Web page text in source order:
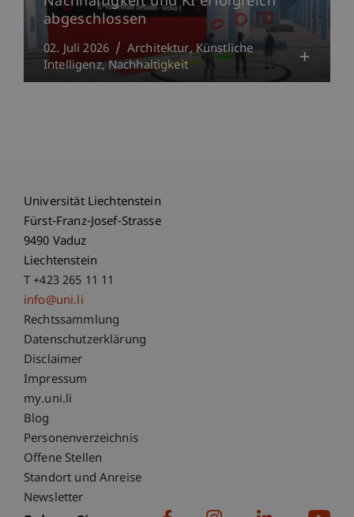
abgeschlossen
02. Juli 2026 Architektur Künstliche
Intelligenz Nachhaltigkeit
Universität Liechtenstein
Fürst-Franz-Josef-Strasse
9490 Vaduz
Liechtenstein
T +423 265 11 11
info@uni.li
Fußzeile Rechtliche Hinweise
Rechtssammlung
Datenschutzerklärung
Disclaimer
Impressum
Fußzeile Subdomain-Verzeichnis
my.uni.li
Blog
Personenverzeichnis
Offene Stellen
Standort und Anreise
Newsletter